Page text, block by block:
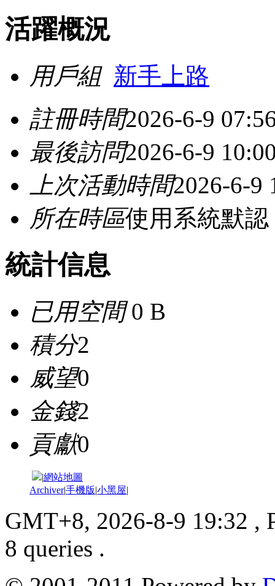
活躍概況
用戶組 新手上路
註冊時間2026-6-9
最後訪問2026-6-9
上次活動時間2026-6-9
所在時區使用系統默認
統計信息
已用空間0 B
積分2
威望0
金錢2
貢獻0
|網站地圖
Archiver|手機版|小黑屋|
GMT+8, 2026-8-9 19:32 ,
8 queries .